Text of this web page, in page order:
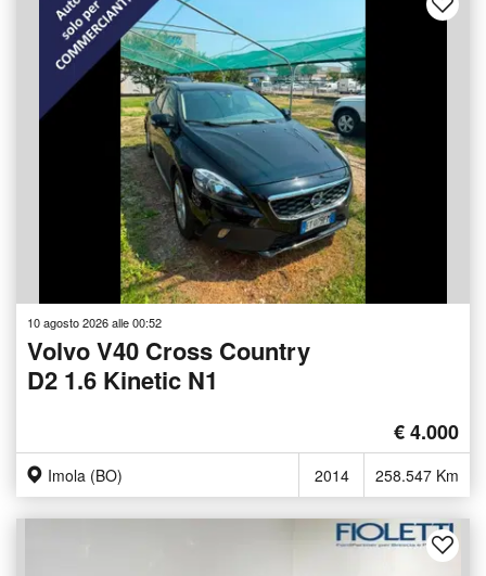
10 agosto 2026 alle 00:52
Volvo V40 Cross Country
D2 1.6 Kinetic N1
€ 4.000
Imola (BO) 2014 258.547 Km